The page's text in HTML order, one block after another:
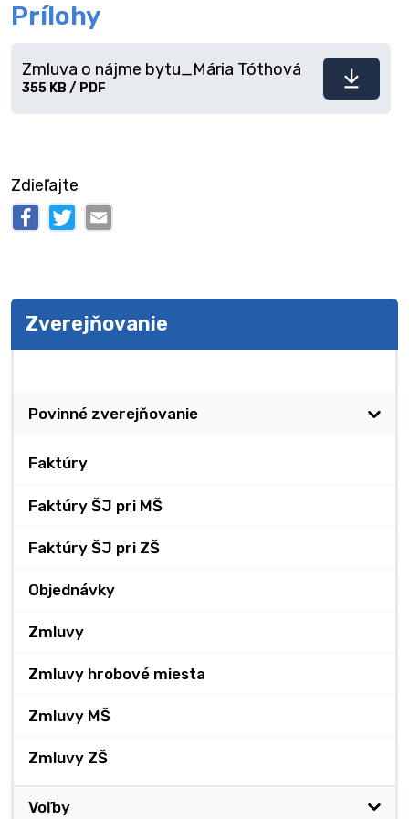
Prílohy
Stiahnuť
Zmluva o nájme bytu_Mária Tóthová
355 KB / PDF
Zdieľajte
Zverejňovanie
Povinné zverejňovanie
Faktúry
Faktúry ŠJ pri MŠ
Faktúry ŠJ pri ZŠ
Objednávky
Zmluvy
Zmluvy hrobové miesta
Zmluvy MŠ
Zmluvy ZŠ
Voľby